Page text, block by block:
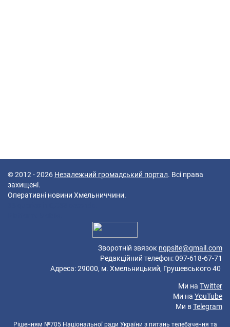
© 2012 - 2026 Незалежний громадський портал. Всі права
захищені.
Оперативні новини Хмельниччини.
Зворотній звязок ngpsite@gmail.com
Редакційний телефон: 097-618-67-71
Адреса: 29000, м. Хмельницький, Грушевського 40
Ми на Twitter
Ми на YouTube
Ми вTelegram
Рішенням №705 Національної ради України з питань телебачення та